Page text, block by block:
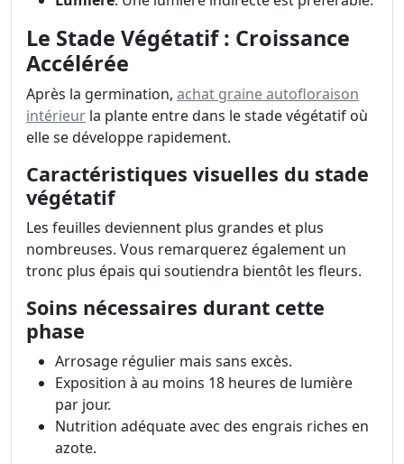
Le Stade Végétatif : Croissance
Accélérée
Après la germination, achat graine autofloraison
intérieur la plante entre dans le stade végétatif où
elle se développe rapidement.
Caractéristiques visuelles du stade
végétatif
Les feuilles deviennent plus grandes et plus
nombreuses. Vous remarquerez également un
tronc plus épais qui soutiendra bientôt les fleurs.
Soins nécessaires durant cette
phase
Arrosage régulier mais sans excès.
Exposition à au moins 18 heures de lumière
par jour.
Nutrition adéquate avec des engrais riches en
azote.